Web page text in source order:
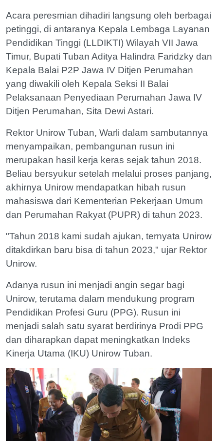
Acara peresmian dihadiri langsung oleh berbagai
petinggi, di antaranya Kepala Lembaga Layanan
Pendidikan Tinggi (LLDIKTI) Wilayah VII Jawa
Timur, Bupati Tuban Aditya Halindra Faridzky dan
Kepala Balai P2P Jawa IV Ditjen Perumahan
yang diwakili oleh Kepala Seksi II Balai
Pelaksanaan Penyediaan Perumahan Jawa IV
Ditjen Perumahan, Sita Dewi Astari.
Rektor Unirow Tuban, Warli dalam sambutannya
menyampaikan, pembangunan rusun ini
merupakan hasil kerja keras sejak tahun 2018.
Beliau bersyukur setelah melalui proses panjang,
akhirnya Unirow mendapatkan hibah rusun
mahasiswa dari Kementerian Pekerjaan Umum
dan Perumahan Rakyat (PUPR) di tahun 2023.
"Tahun 2018 kami sudah ajukan, ternyata Unirow
ditakdirkan baru bisa di tahun 2023," ujar Rektor
Unirow.
Adanya rusun ini menjadi angin segar bagi
Unirow, terutama dalam mendukung program
Pendidikan Profesi Guru (PPG). Rusun ini
menjadi salah satu syarat berdirinya Prodi PPG
dan diharapkan dapat meningkatkan Indeks
Kinerja Utama (IKU) Unirow Tuban.